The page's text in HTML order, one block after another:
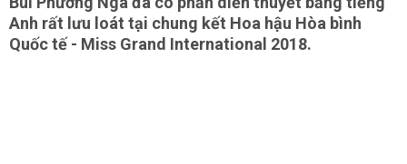
Anh rất lưu loát tại chung kết Hoa hậu Hòa bình
Quốc tế - Miss Grand International 2018.